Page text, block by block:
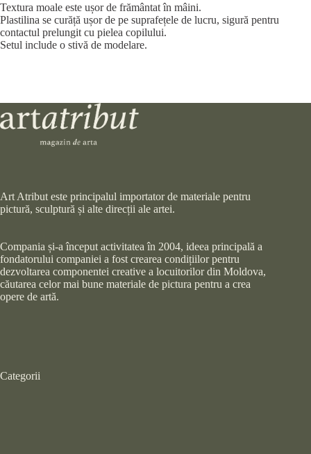
Textura moale este ușor de frământat în mâini.
Plastilina se curăță ușor de pe suprafețele de lucru, sigură pentru
contactul prelungit cu pielea copilului.
Setul include o stivă de modelare.
Art Atribut este principalul importator de materiale pentru
pictură, sculptură și alte direcții ale artei.
Compania și-a început activitatea în 2004, ideea principală a
fondatorului companiei a fost crearea condițiilor pentru
dezvoltarea componentei creative a locuitorilor din Moldova,
căutarea celor mai bune materiale de pictura pentru a crea
opere de artă.
Categorii